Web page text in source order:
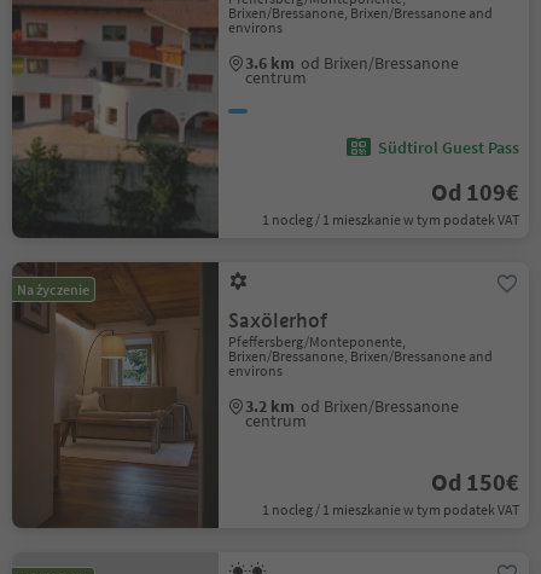
Brixen/Bressanone, Brixen/Bressanone and
environs
3.6 km od Brixen/Bressanone
centrum
Südtirol Guest Pass
Od 109€
1 nocleg / 1 mieszkanie w tym podatek VAT
Na życzenie
Saxölerhof
Pfeffersberg/Monteponente,
Brixen/Bressanone, Brixen/Bressanone and
environs
3.2 km od Brixen/Bressanone
centrum
Od 150€
1 nocleg / 1 mieszkanie w tym podatek VAT